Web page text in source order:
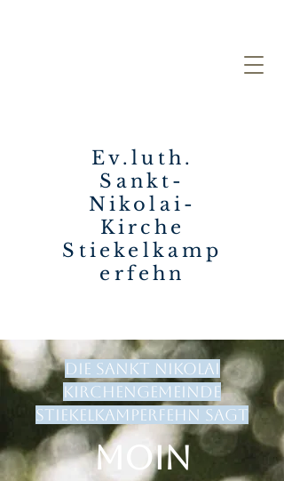
Ev.luth.
Sankt-
Nikolai-
Kirche
Stiekelkamp
erfehn
Die Sankt Nikolai
Kirchengemeinde
Stiekelkamperfehn sagt
MOIN